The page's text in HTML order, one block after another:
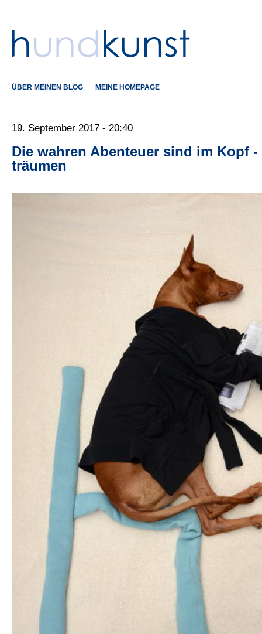
ÜBER MEINEN BLOG MEINE HOMEPAGE
19. September 2017 - 20:40
Die wahren Abenteuer sind im Kopf
träumen